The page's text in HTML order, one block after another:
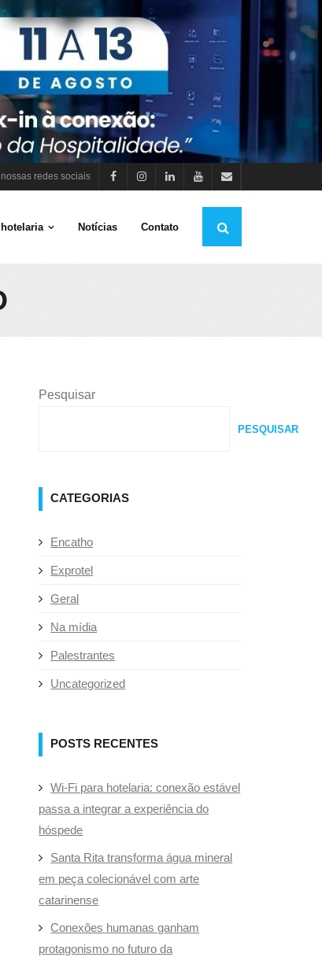
redes sociais
Notícias Contato
Pesquisar
PESQUISAR
CATEGORIAS
Encatho
Exprotel
Geral
Na mídia
Palestrantes
Uncategorized
POSTS RECENTES
Wi-Fi para hotelaria: conexão estável
passa a integrar a experiência do
hóspede
Santa Rita transforma água mineral
em peça colecionável com arte
catarinense
Conexões humanas ganham
protagonismo no futuro da